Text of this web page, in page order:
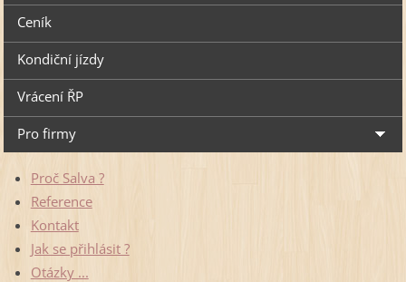
Ceník
Kondiční jízdy
Vrácení ŘP
Pro firmy
Proč Salva ?
Reference
Kontakt
Jak se přihlásit ?
Otázky ...